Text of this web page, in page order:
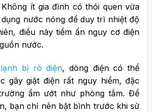
ít gia đình có thói quen vừa
nước nóng để duy trì nhiệt độ
điều này tiềm ẩn nguy cơ điện
nước.
bị rò điện, dòng điện có thể
gây giật điện rất nguy hiểm, đặc
ẩm ướt như phòng tắm.Để
bạn chỉ nên bật bình trước khi sử